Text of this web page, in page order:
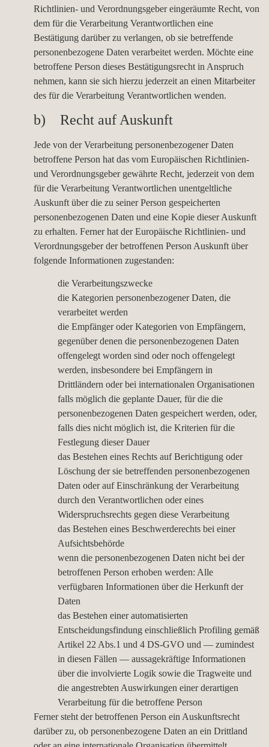
Richtlinien- und Verordnungsgeber eingeräumte Recht, von
dem für die Verarbeitung Verantwortlichen eine
Bestätigung darüber zu verlangen, ob sie betreffende
personenbezogene Daten verarbeitet werden. Möchte eine
betroffene Person dieses Bestätigungsrecht in Anspruch
nehmen, kann sie sich hierzu jederzeit an einen Mitarbeiter
des für die Verarbeitung Verantwortlichen wenden.
b) Recht auf Auskunft
Jede von der Verarbeitung personenbezogener Daten
betroffene Person hat das vom Europäischen Richtlinien-
und Verordnungsgeber gewährte Recht, jederzeit von dem
für die Verarbeitung Verantwortlichen unentgeltliche
Auskunft über die zu seiner Person gespeicherten
personenbezogenen Daten und eine Kopie dieser Auskunft
zu erhalten. Ferner hat der Europäische Richtlinien- und
Verordnungsgeber der betroffenen Person Auskunft über
folgende Informationen zugestanden:
die Verarbeitungszwecke
die Kategorien personenbezogener Daten, die
verarbeitet werden
die Empfänger oder Kategorien von Empfängern,
gegenüber denen die personenbezogenen Daten
offengelegt worden sind oder noch offengelegt
werden, insbesondere bei Empfängern in
Drittländern oder bei internationalen Organisationen
falls möglich die geplante Dauer, für die die
personenbezogenen Daten gespeichert werden, oder,
falls dies nicht möglich ist, die Kriterien für die
Festlegung dieser Dauer
das Bestehen eines Rechts auf Berichtigung oder
Löschung der sie betreffenden personenbezogenen
Daten oder auf Einschränkung der Verarbeitung
durch den Verantwortlichen oder eines
Widerspruchsrechts gegen diese Verarbeitung
das Bestehen eines Beschwerderechts bei einer
Aufsichtsbehörde
wenn die personenbezogenen Daten nicht bei der
betroffenen Person erhoben werden: Alle
verfügbaren Informationen über die Herkunft der
Daten
das Bestehen einer automatisierten
Entscheidungsfindung einschließlich Profiling gemäß
Artikel 22 Abs.1 und 4 DS-GVO und — zumindest
in diesen Fällen — aussagekräftige Informationen
über die involvierte Logik sowie die Tragweite und
die angestrebten Auswirkungen einer derartigen
Verarbeitung für die betroffene Person
Ferner steht der betroffenen Person ein Auskunftsrecht
darüber zu, ob personenbezogene Daten an ein Drittland